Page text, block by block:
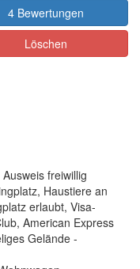
4 Bewertungen
Löschen
freiwillig
Haustiere an
erlaubt, Visa-
American Express
Gelände -